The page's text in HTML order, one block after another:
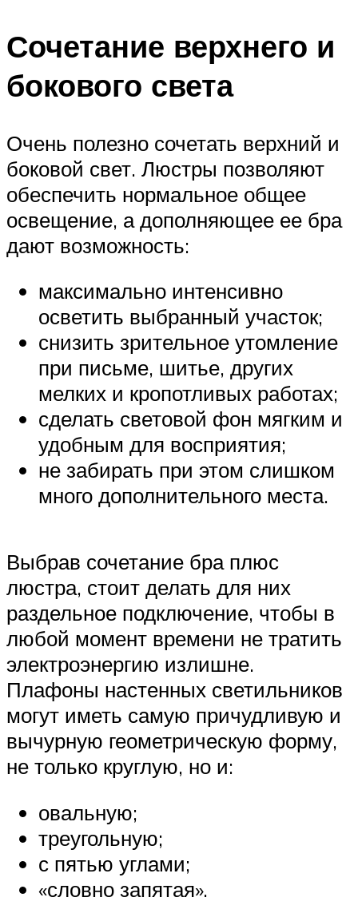
Сочетание верхнего и
бокового света
Очень полезно сочетать верхний и
боковой свет. Люстры позволяют
обеспечить нормальное общее
освещение, а дополняющее ее бра
дают возможность:
максимально интенсивно
осветить выбранный участок;
снизить зрительное утомление
при письме, шитье, других
мелких и кропотливых работах;
сделать световой фон мягким и
удобным для восприятия;
не забирать при этом слишком
много дополнительного места.
Выбрав сочетание бра плюс
люстра, стоит делать для них
раздельное подключение, чтобы в
любой момент времени не тратить
электроэнергию излишне.
Плафоны настенных светильников
могут иметь самую причудливую и
вычурную геометрическую форму,
не только круглую, но и:
овальную;
треугольную;
с пятью углами;
«словно запятая».